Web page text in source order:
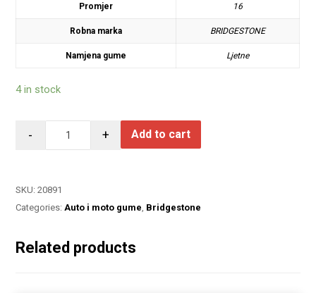
Promjer 16
Robna marka BRIDGESTONE
Namjena gume Ljetne
4 in stock
- + Add to cart
SKU:20891
Categories:Auto i moto gume, Bridgestone
Related products